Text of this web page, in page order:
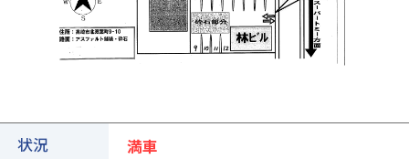
状況 満車
ご契約中の駐車場ページのボタン